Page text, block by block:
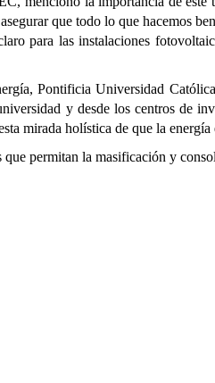
que todo lo que hacemos
para las instalaciones
Pontificia Universidad
y desde los centros de
mirada holística de que la
permitan la masificación y